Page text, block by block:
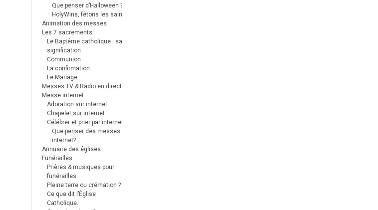
Que penser d’Halloween ?
HolyWins, fêtons les saints !
Animation des messes
Les 7 sacrements
Le Baptême catholique : sa
signification
Communion
La confirmation
Le Mariage
Messes TV & Radio en direct
Messe internet
Adoration sur internet
Chapelet sur internet
Célébrer et prier par internet
Que penser des messes
internet?
Annuaire des églises
Funérailles
Prières & musiques pour
funérailles
Pleine terre ou crémation ?
Ce que dit l’Église
Catholique.